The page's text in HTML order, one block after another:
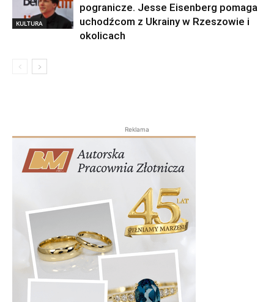
KULTURA
pogranicze. Jesse Eisenberg pomaga
uchodźcom z Ukrainy w Rzeszowie i
okolicach
Reklama